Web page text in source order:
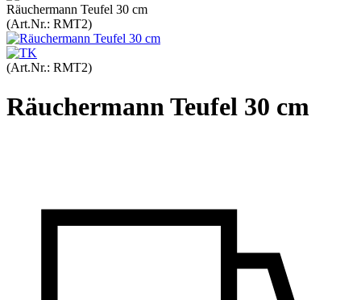
Räuchermann Teufel 30 cm
(Art.Nr.: RMT2)
(Art.Nr.: RMT2)
Räuchermann Teufel 30 cm